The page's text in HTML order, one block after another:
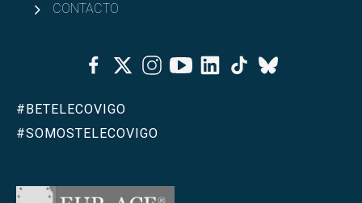
CONTACTO
FacebookTwitterInstagramYoutubeLinkedinTiktok
Bluesky
#BETELECOVIGO
#SOMOSTELECOVIGO